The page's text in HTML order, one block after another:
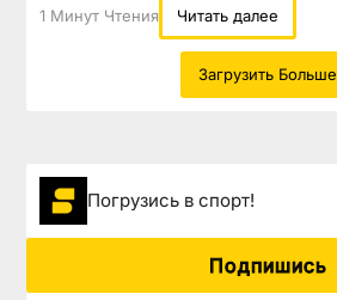
1 Минут Чтения Читать далее
Загрузить Больше
Погрузиcь в спорт!
Подпишись